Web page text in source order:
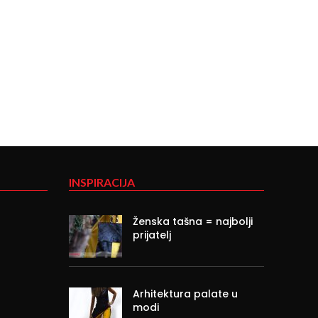
INSPIRACIJA
Ženska tašna = najbolji
prijatelj
Arhitektura palate u
modi